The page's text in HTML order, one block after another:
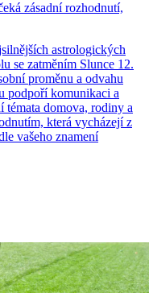
zásadní rozhodnutí,
astrologických
se zatměním Slunce 12.
proměnu a odvahu
podpoří komunikaci a
domova, rodiny a
která vycházejí z
vašeho znamení